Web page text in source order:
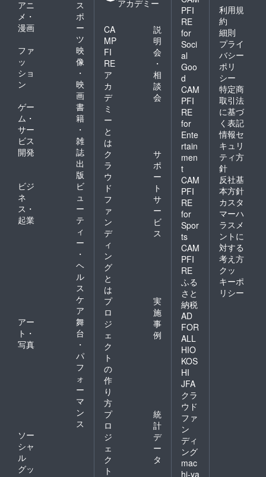
アニ
メ・
漫画
ス
ポ
ー
ツ
ファ
ッ
ショ
ン
映
像
・
映
画
ゲー
ム・
サー
ビス
開発
書
籍
・
雑
誌
出
版
ビジ
ネ
ス・
起業
ビ
ュ
ー
テ
ィ
ー
・
ヘ
ル
ス
ケ
ア
アー
ト・
写真
舞
台
・
パ
フ
ォ
ー
マ
ン
ス
ソー
シャ
ル
グッ
アカデミー
CA
MP
FI
RE
ア
カ
デ
ミ
ー
と
は
説
明
会
・
相
談
会
ク
ラ
ウ
ド
フ
ァ
ン
デ
ィ
ン
グ
と
は
サ
ポ
ー
ト
サ
ー
ビ
ス
プ
ロ
ジ
ェ
ク
ト
の
作
り
方
実
施
事
例
プ
ロ
ジ
ェ
ク
ト
統
計
デ
ー
タ
PFI
RE
for
Soci
al
Goo
d
CAM
PFI
RE
for
Ente
rtain
men
t
CAM
PFI
RE
for
Spor
ts
CAM
PFI
RE
ふる
さと
納税
AD
FOR
ALL
HIO
KOS
HI
JFA
クラ
ウド
ファ
ン
ディ
ング
mac
hi-ya
利用規
約
細則
プライ
バシー
ポリ
シー
特定商
取引法
に基づ
く表記
情報セ
キュリ
ティ方
針
反社基
本方針
カスタ
マーハ
ラスメ
ントに
対する
考え方
クッ
キーポ
リシー